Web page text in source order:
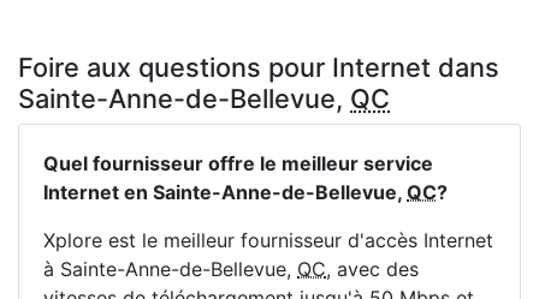
Foire aux questions pour Internet dans
Sainte-Anne-de-Bellevue, QC
Quel fournisseur offre le meilleur service
Internet en Sainte-Anne-de-Bellevue, QC?
Xplore est le meilleur fournisseur d'accès Internet
à Sainte-Anne-de-Bellevue, QC, avec des